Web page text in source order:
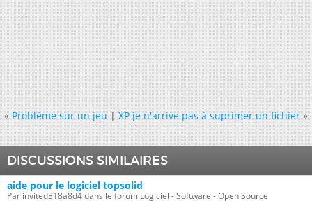
« Problème sur un jeu|XP je n'arrive pas à suprimer un fichier »
DISCUSSIONS SIMILAIRES
aide pour le logiciel topsolid
Par invited318a8d4 dans le forum Logiciel - Software - Open Source